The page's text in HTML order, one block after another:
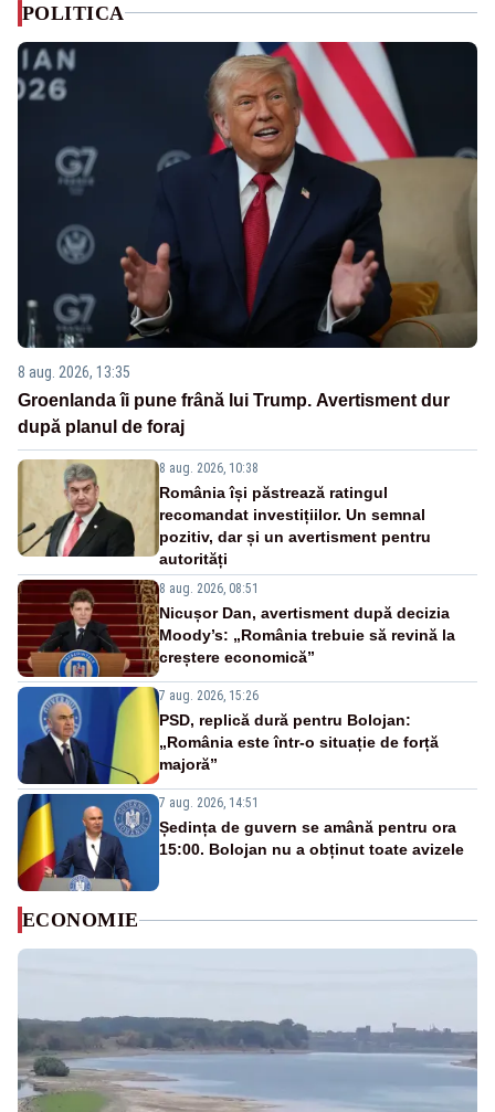
POLITICA
8 aug. 2026, 13:35
Groenlanda îi pune frână lui Trump. Avertisment dur
după planul de foraj
8 aug. 2026, 10:38
România își păstrează ratingul
recomandat investițiilor. Un semnal
pozitiv, dar și un avertisment pentru
autorități
8 aug. 2026, 08:51
Nicușor Dan, avertisment după decizia
Moody’s: „România trebuie să revină la
creștere economică”
7 aug. 2026, 15:26
PSD, replică dură pentru Bolojan:
„România este într-o situație de forță
majoră”
7 aug. 2026, 14:51
Ședința de guvern se amână pentru ora
15:00. Bolojan nu a obținut toate avizele
ECONOMIE